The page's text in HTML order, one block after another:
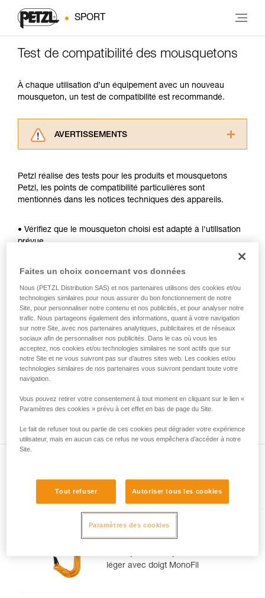
SPORT
Test de compatibilité des mousquetons
À chaque utilisation d’un équipement avec un nouveau
mousqueton, un test de compatibilité est recommandé.
AVERTISSEMENTS
consulter. Vous devez avoir compris les
informations de la notice technique pour
pouvoir comprendre ce complément
Maîtriser ces techniques nécessite une
de la reproduire en autonomie.
Nous donnons des exemples de techniques
liées à votre activité. Il peut en exister d’autres
que nous ne décrivons pas ici.
Petzl réalise des tests pour les produits et mousquetons
Petzl, les points de compatibilité particulières sont
mentionnés dans les notices techniques des appareils.
• Vérifiez que le mousqueton choisi est adapté à l'utilisation
prévue.
• Vérifiez que le mousqueton ne se bloque pas dans le trou
• Évaluez la possibilité que le mousqueton se mette en
mauvaise position et la stabilité de cette mauvaise position.
• Vérifiez les risques d'interférence entre les éléments du
système et la bague du mousqueton.
Remarque
Pour les appareils munis d'une bague souple de maintien du
mousqueton (ZIGZAG, PIRANA...), refaites un test de
la bague souple peut avoir été déformée par le premier
mousqueton et ne plus maintenir correctement le second.
Présent dans l'article
ANGE S
léger avec doigt MonoFil
Faites un choix concernant vos données
Nous (PETZL Distribution SAS) et nos partenaires utilisons des cookies et/ou
technologies similaires pour nous assurer du bon fonctionnement de notre
Site, pour personnaliser notre contenu et nos publicités, et pour analyser notre
trafic. Nous partageons également des informations, quant à votre navigation
sur notre Site, avec nos partenaires analytiques, publicitaires et de réseaux
sociaux afin de personnaliser nos publicités. Dans le cas où vous les
acceptez, nos cookies et/ou technologies similaires ne sont actifs que sur
notre Site et ne vous suivront pas sur d’autres sites web. Les cookies et/ou
technologies similaires de nos partenaires vous suivront pendant toute votre
navigation.
Vous pouvez retirer votre consentement à tout moment en cliquant sur le lien «
Paramètres des cookies » prévu à cet effet en bas de page du Site.
Le fait de refuser tout ou partie de ces cookies peut dégrader votre expérience
utilisateur, mais en aucun cas ce refus ne vous empêchera d’accéder à notre
Site.
Tout refuser Autoriser tous les cookies
Paramètres des cookies